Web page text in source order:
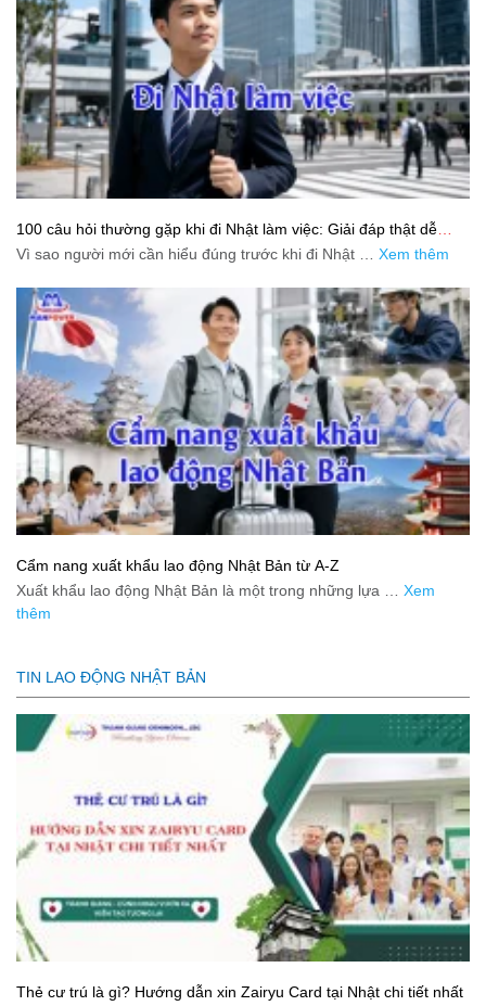
100 câu hỏi thường gặp khi đi Nhật làm việc: Giải đáp thật dễ
hiểu cho người mới bắt đầu
Vì sao người mới cần hiểu đúng trước khi đi Nhật … Xem thêm
Cẩm nang xuất khẩu lao động Nhật Bản từ A-Z
Xuất khẩu lao động Nhật Bản là một trong những lựa … Xem
thêm
TIN LAO ĐỘNG NHẬT BẢN
Thẻ cư trú là gì? Hướng dẫn xin Zairyu Card tại Nhật chi tiết nhất